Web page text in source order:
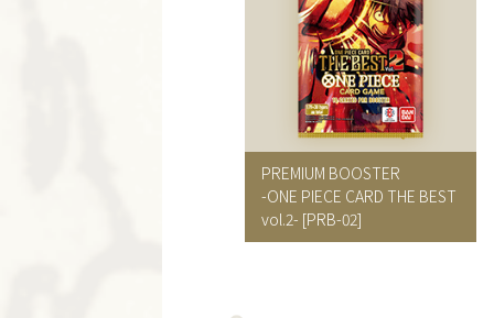
PREMIUM BOOSTER
-ONE PIECE CARD THE BEST
vol.2- [PRB-02]